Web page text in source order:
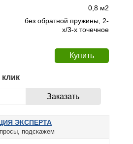
0,8 м2
без обратной пружины, 2-
х/3-х точечное
клик
ЭКСПЕРТА
подскажем